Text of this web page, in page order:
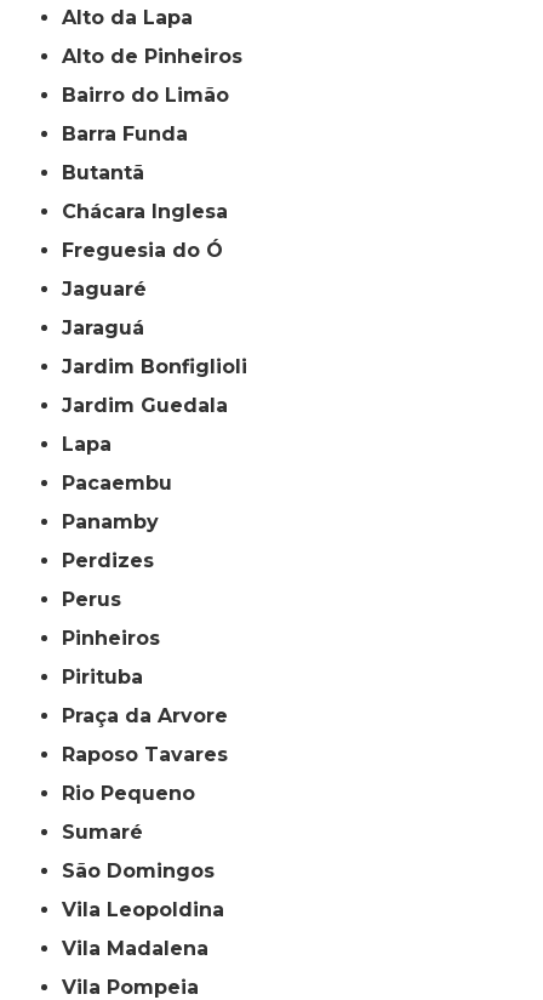
Alto da Lapa
Alto de Pinheiros
Bairro do Limão
Barra Funda
Butantã
Chácara Inglesa
Freguesia do Ó
Jaguaré
Jaraguá
Jardim Bonfiglioli
Jardim Guedala
Lapa
Pacaembu
Panamby
Perdizes
Perus
Pinheiros
Pirituba
Praça da Arvore
Raposo Tavares
Rio Pequeno
Sumaré
São Domingos
Vila Leopoldina
Vila Madalena
Vila Pompeia